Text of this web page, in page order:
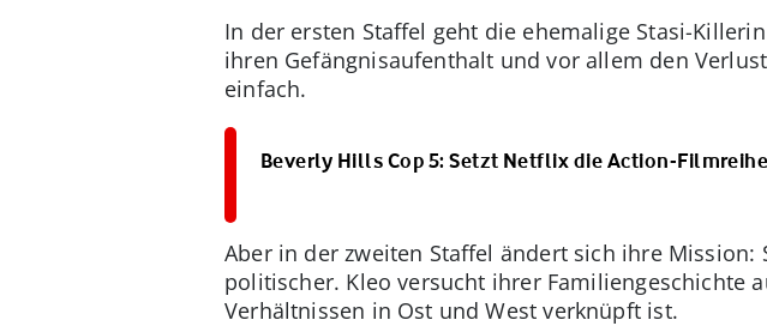
In der ersten Staffel geht die ehemalige Stasi-
ihren Gefängnisaufenthalt und vor allem den
einfach.
Beverly Hills Cop 5: Setzt Netflix die Action-
Aber in der zweiten Staffel ändert sich ihre
politischer. Kleo versucht ihrer Familiengeschichte
Verhältnissen in Ost und West verknüpft ist.